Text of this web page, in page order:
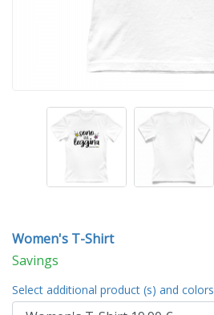
Women's T-Shirt
Savings
Select additional product (s) and colors